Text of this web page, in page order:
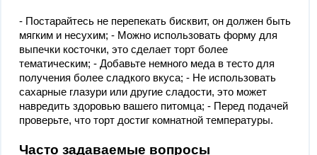
- Постарайтесь не перепекать бисквит, он должен быть
мягким и несухим; - Можно использовать форму для
выпечки косточки, это сделает торт более
тематическим; - Добавьте немного меда в тесто для
получения более сладкого вкуса; - Не использовать
сахарные глазури или другие сладости, это может
навредить здоровью вашего питомца; - Перед подачей
проверьте, что торт достиг комнатной температуры.
Часто задаваемые вопросы